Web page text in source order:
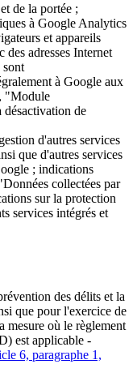
de la portée ;
à Google Analytics
et appareils
adresses Internet
sont
à Google aux
"Module
désactivation de
d'autres services
que d'autres services
; indications
collectées par
sur la protection
services intégrés et
des délits et la
que pour l'exercice de
mesure où le règlement
est applicable -
6, paragraphe 1,